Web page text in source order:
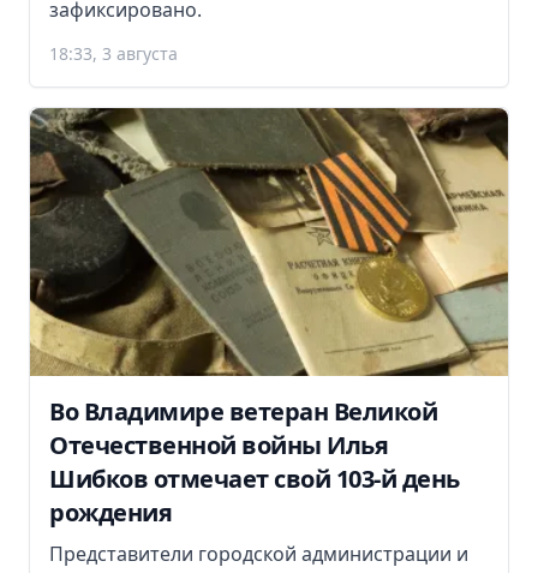
зафиксировано.
18:33, 3 августа
Во Владимире ветеран Великой
Отечественной войны Илья
Шибков отмечает свой 103-й день
рождения
Представители городской администрации и